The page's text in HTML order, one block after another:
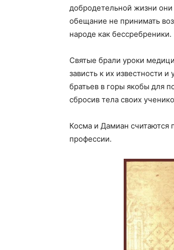
добродетельной жизни
обещание не принимать
народе как бессребреники.
Святые брали уроки
зависть к их известности
братьев в горы якобы для
сбросив тела своих
Косма и Дамиан считаются
профессии.